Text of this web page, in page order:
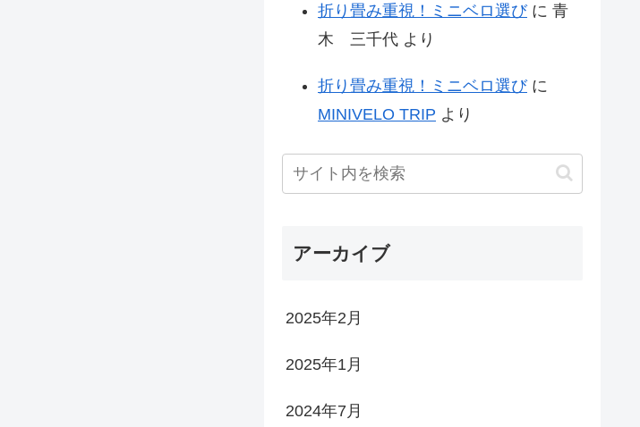
折り畳み重視！ミニベロ選びに 青
木 三千代 より
折り畳み重視！ミニベロ選びに
MINIVELO TRIP より
アーカイブ
2025年2月
2025年1月
2024年7月